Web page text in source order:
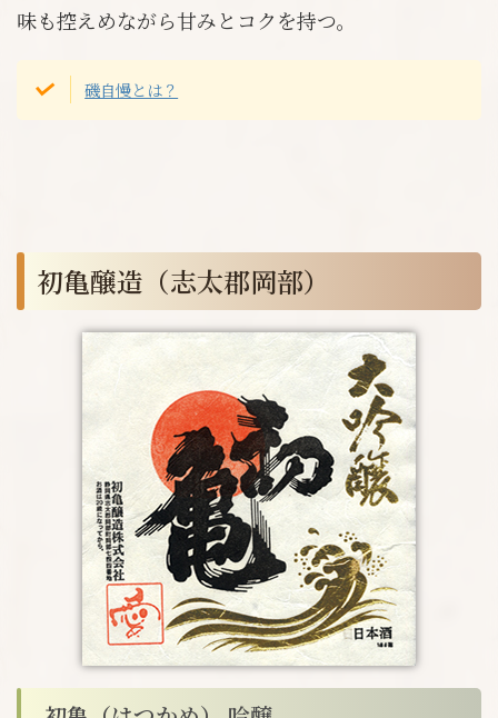
味も控えめながら甘みとコクを持つ。
磯自慢とは？
初亀醸造（志太郡岡部）